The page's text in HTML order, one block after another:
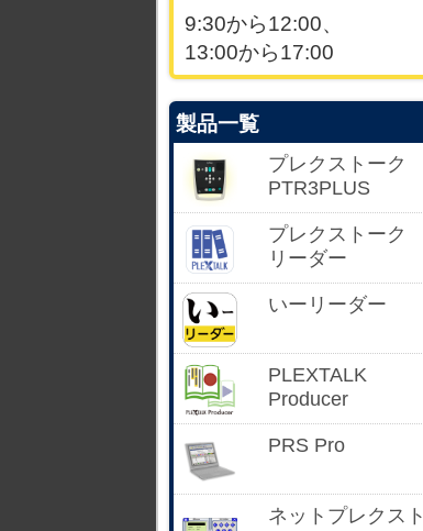
9:30から12:00、
13:00から17:00
製品一覧
プレクストーク
PTR3PLUS
プレクストーク
リーダー
いーリーダー
PLEXTALK
Producer
PRS Pro
ネットプレクスト